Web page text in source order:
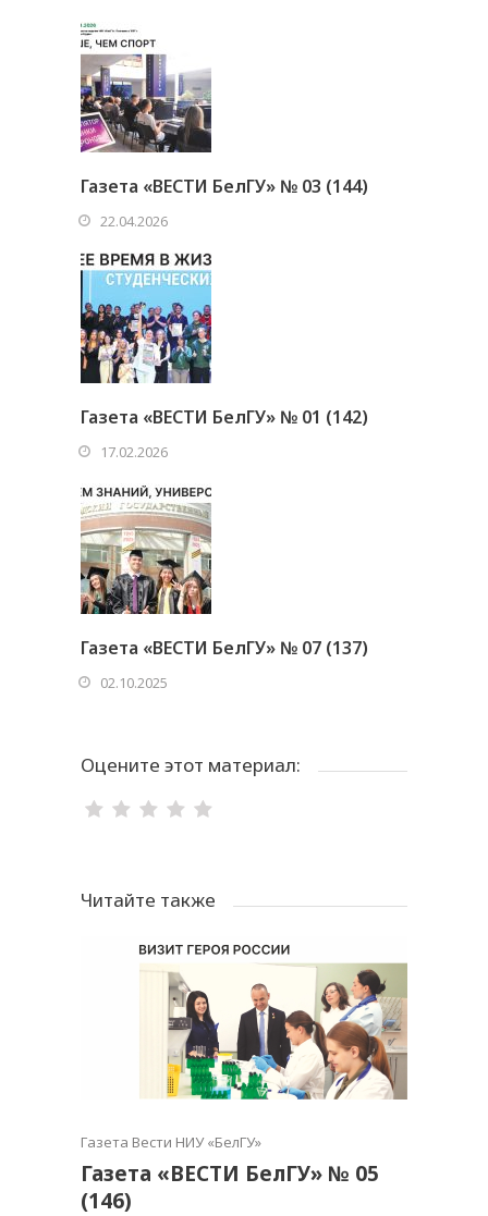
Газета «ВЕСТИ БелГУ» № 03 (144)
22.04.2026
Газета «ВЕСТИ БелГУ» № 01 (142)
17.02.2026
Газета «ВЕСТИ БелГУ» № 07 (137)
02.10.2025
Оцените этот материал:
Читайте также
Газета Вести НИУ «БелГУ»
Газета «ВЕСТИ БелГУ» № 05
(146)